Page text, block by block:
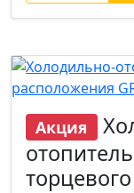
Акция